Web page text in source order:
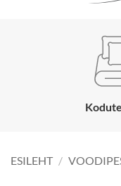
ESILEHT /